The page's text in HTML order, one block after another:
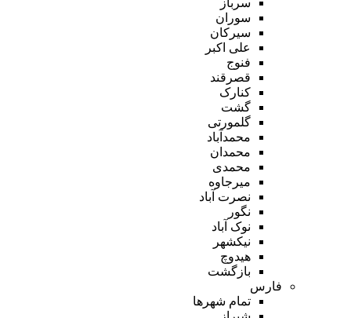
سوران
سیرکان
علی اکبر
فنوج
قصرقند
کنارک
گشت
گلمورتی
محمدآباد
محمدان
محمدی
میرجاوه
نصرت آباد
نگور
نوک آباد
نیکشهر
هیدوچ
بازگشت
فارس
تمام شهر‌ها